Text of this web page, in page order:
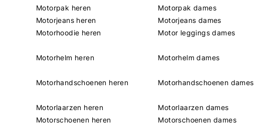
Motorpak heren
Motorjeans heren
Motorhoodie heren
Motorhelm heren
Motorhandschoenen heren
Motorlaarzen heren
Motorschoenen heren
Motorpak dames
Motorjeans dames
Motor leggings dames
Motorhelm dames
Motorhandschoenen dames
Motorlaarzen dames
Motorschoenen dames